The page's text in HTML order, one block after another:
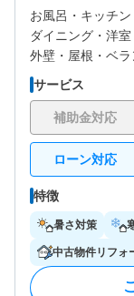
お風呂・ キッチン
ダイニング・ 洋室
外壁・ 屋根・ ベラ
サービス
補助金対応
ローン対応
特徴
暑さ対策
中古物件リフォ